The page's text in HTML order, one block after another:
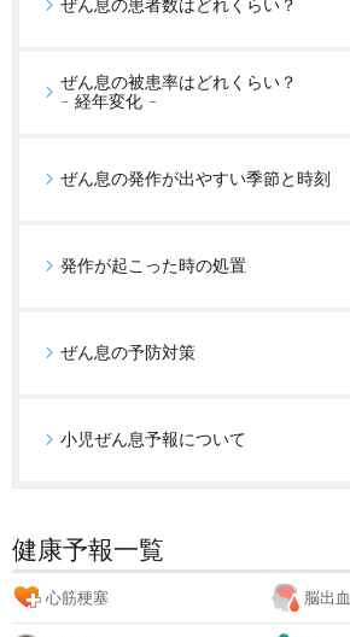
ぜん息の患者数はどれくらい？
ぜん息の被患率はどれくらい？
- 経年変化 -
ぜん息の発作が出やすい季節と時刻
発作が起こった時の処置
ぜん息の予防対策
小児ぜん息予報について
健康予報一覧
心筋梗塞 脳出血